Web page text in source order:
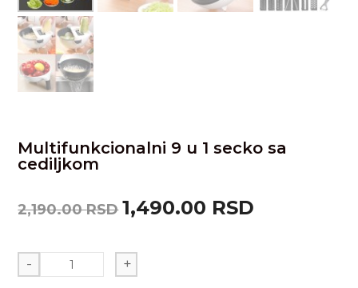
Multifunkcionalni 9 u 1 secko sa
cediljkom
2,190.00RSD 1,490.00 RSD
- +